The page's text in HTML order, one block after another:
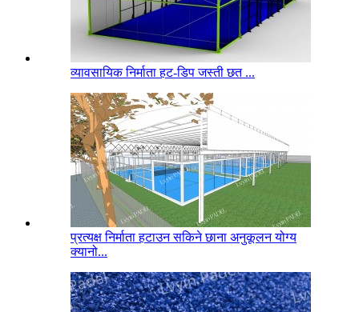
व्यावसायिक निर्माता हट-डिप जस्ती छत ...
प्रत्यक्ष निर्माता हटाउन सकिने छाना अनुकूलन योग्य
क्यानो...